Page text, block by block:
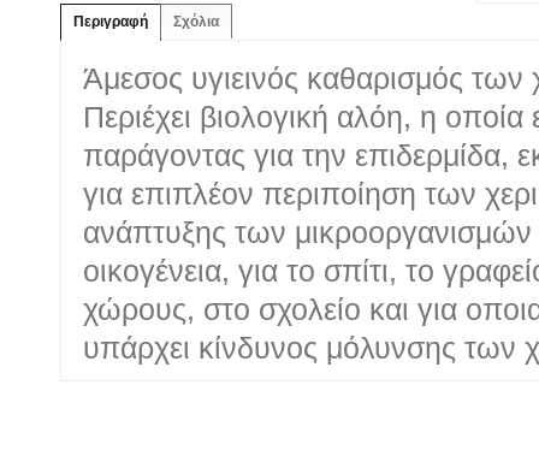
Περιγραφή Σχόλια
Άμεσος υγιεινός καθαρισμός
Περιέχει βιολογική αλόη, η οποία
παράγοντας για την επιδερμίδα,
για επιπλέον περιποίηση των
ανάπτυξης των μικροοργανισμών
οικογένεια, για το σπίτι, το
χώρους, στο σχολείο και για
υπάρχει κίνδυνος μόλυνσης των